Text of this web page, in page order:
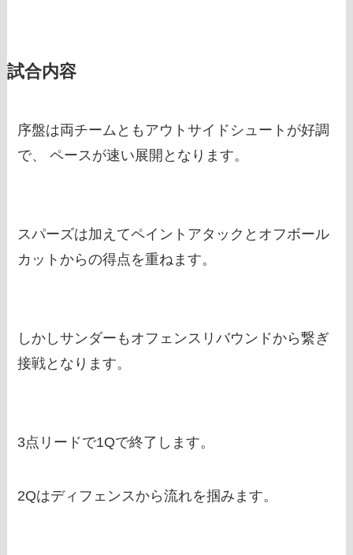
試合内容
序盤は両チームともアウトサイドシュートが好調
で、 ペースが速い展開となります。
スパーズは加えてペイントアタックとオフボール
カットからの得点を重ねます。
しかしサンダーもオフェンスリバウンドから繋ぎ
接戦となります。
3点リードで1Qで終了します。
2Qはディフェンスから流れを掴みます。